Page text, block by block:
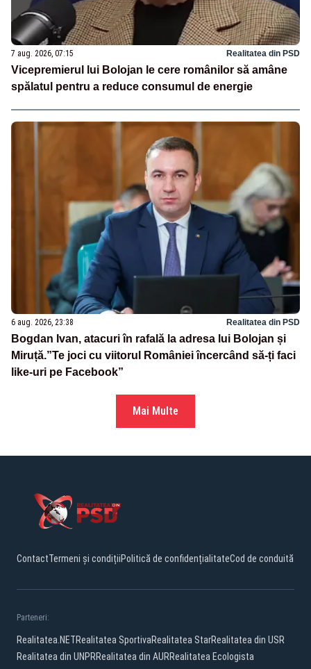
7 aug. 2026, 07:15 Realitatea din PSD
Vicepremierul lui Bolojan le cere românilor să amâne
spălatul pentru a reduce consumul de energie
6 aug. 2026, 23:38 Realitatea din PSD
Bogdan Ivan, atacuri în rafală la adresa lui Bolojan și
Miruță.”Te joci cu viitorul României încercând să-ți faci
like-uri pe Facebook”
Mai Multe
ContactTermeni și condițiiPolitică de confidențialitateCod de conduită
Parteneri:
Realitatea.NETRealitatea SportivaRealitatea StarRealitatea din USR
Realitatea din UNPRRealitatea din AURRealitatea Ecologista